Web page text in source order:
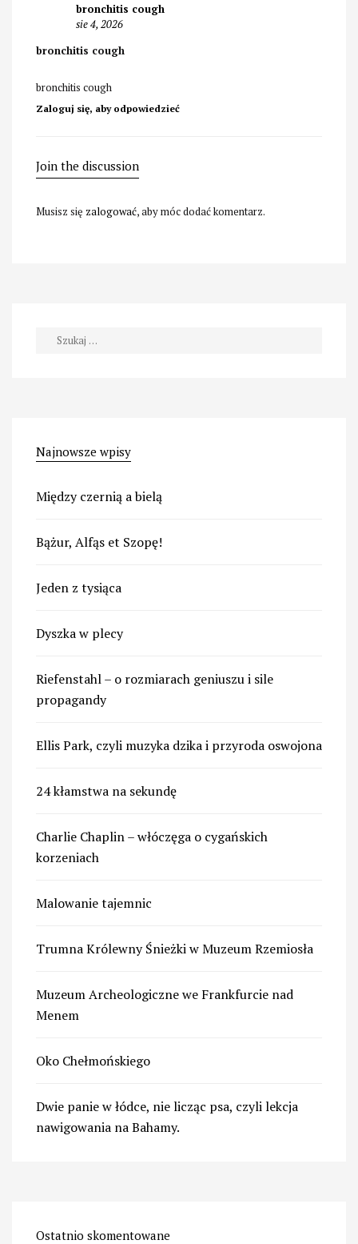
bronchitis cough
sie 4, 2026
bronchitis cough
bronchitis cough
Zaloguj się, aby odpowiedzieć
Join the discussion
Musisz się zalogować, aby móc dodać komentarz.
Szukaj:
Najnowsze wpisy
Między czernią a bielą
Bążur, Alfąs et Szopę!
Jeden z tysiąca
Dyszka w plecy
Riefenstahl – o rozmiarach geniuszu i sile
propagandy
Ellis Park, czyli muzyka dzika i przyroda oswojona
24 kłamstwa na sekundę
Charlie Chaplin – włóczęga o cygańskich
korzeniach
Malowanie tajemnic
Trumna Królewny Śnieżki w Muzeum Rzemiosła
Muzeum Archeologiczne we Frankfurcie nad
Menem
Oko Chełmońskiego
Dwie panie w łódce, nie licząc psa, czyli lekcja
nawigowania na Bahamy.
Ostatnio skomentowane